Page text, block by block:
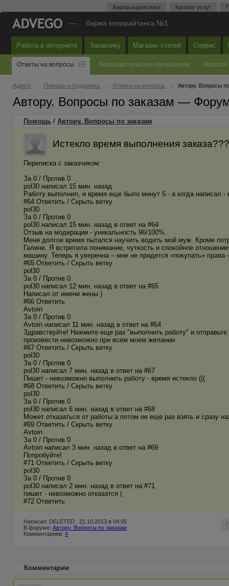
Биржа маркетинга Каталог услуг
— биржа копирайтинга №1
Работа в интернете Заказчику Магазин статей Сервис
Ответы на вопросы Пользовательское соглашение Новости
Адвего Помощь и поддержка Ответы на вопросы Автору. Вопросы
Автору. Вопросы по заказам —
Помощь / Автору. Вопросы по заказам
Истекло время выполнения заказа???
Переписка с заказчиком:
За 0 / Против 0
pol30 написал 15 мин. назад
Работу выполнил, и время еще было минут 5 - а когда написал
#64 Ответить / Скрыть ветку
pol30
За 0 / Против 0
pol30 написал 15 мин. назад в ответ на #64
Отзыв на модерации - уникальность 96/100%.
Меня долгое время пытался научить водить мой муж. Кроме
Галине. Я встретила понимание, чуткость и спокойное
машину. Теперь я уверенна – мне не придется «покупать»
#65 Ответить / Скрыть ветку
pol30
За 0 / Против 0
pol30 написал 12 мин. назад в ответ на #65
Написал от имени жены )
#66 Ответить
Avtoin
За 0 / Против 0
Avtoin написал 11 мин. назад в ответ на #64
Здравствуйте! Нажмите еще раз "выполнить работу" и
произвести невозможно при всем моем желании
#67 Ответить / Скрыть ветку
pol30
За 0 / Против 0
pol30 написал 7 мин. назад в ответ на #67
Пишет - невозможно выполнить работу - время истекло (((
#68 Ответить / Скрыть ветку
pol30
За 0 / Против 0
pol30 написал 6 мин. назад в ответ на #68
Может отказаться от работы а потом ее еще раз взять и сразу
#69 Ответить / Скрыть ветку
Avtoin
За 0 / Против 0
Avtoin написал 3 мин. назад в ответ на #69
Попробуйте!
#71 Ответить / Скрыть ветку
pol30
За 0 / Против 0
pol30 написал 2 мин. назад в ответ на #71
пишет - невозможно отказатся (
#72 Ответить
Написал: DELETED , 21.10.2013 в 04:05
В форуме: Автору. Вопросы по заказам
Комментариев: 4
Комментарии